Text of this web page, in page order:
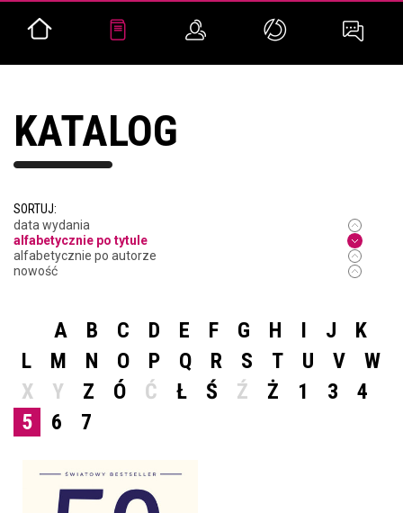
KATALOG
SORTUJ:
data wydania
alfabetycznie po tytule
alfabetycznie po autorze
nowość
A B C D E F G H I J
K
L
M N O P Q R S T U V
W
X
Y Z Ó Ć Ł Ś Ź Ż 1 3
4
5
6 7